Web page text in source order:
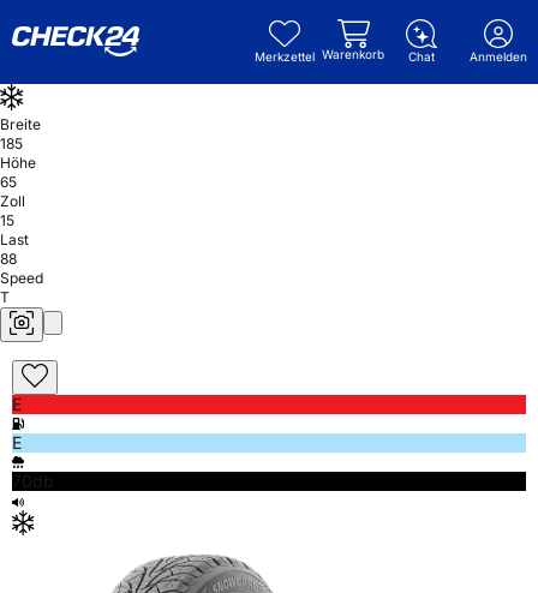
Merkzettel Warenkorb Chat Anmelden
Breite
185
Höhe
65
Zoll
15
Last
88
Speed
T
E
E
70db